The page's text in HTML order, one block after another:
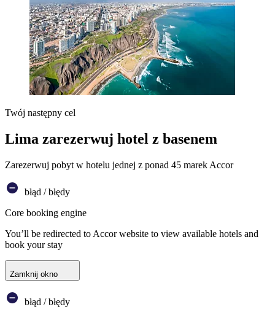
Twój następny cel
Lima zarezerwuj hotel z basenem
Zarezerwuj pobyt w hotelu jednej z ponad 45 marek Accor
błąd / błędy
Core booking engine
You’ll be redirected to Accor website to view available hotels and
book your stay
Zamknij okno
błąd / błędy